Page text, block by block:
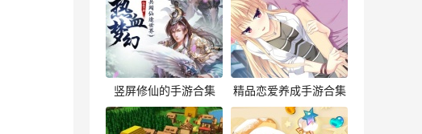
竖屏修仙的手游合集 精品恋爱养成手游合集